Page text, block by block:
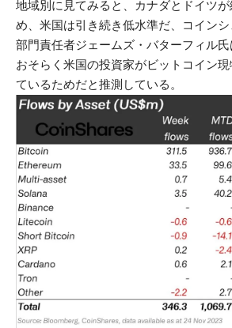
地域別に見てみると、カナダとドイツ
め、米国は引き続き低水準だ、コイン
部門責任者ジェームズ・バターフィル
おそらく米国の投資家がビットコイン
ているためだと推測している。